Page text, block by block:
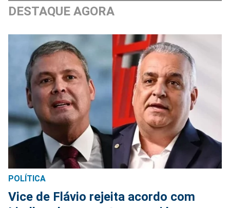
DESTAQUE AGORA
POLÍTICA
Vice de Flávio rejeita acordo com